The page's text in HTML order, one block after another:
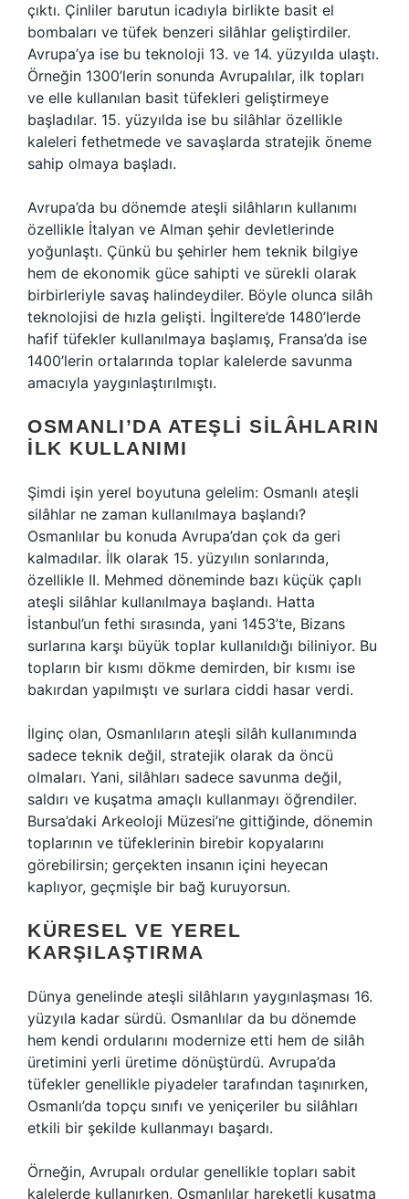
çıktı. Çinliler barutun icadıyla birlikte basit el
bombaları ve tüfek benzeri silâhlar geliştirdiler.
Avrupa’ya ise bu teknoloji 13. ve 14. yüzyılda ulaştı.
Örneğin 1300’lerin sonunda Avrupalılar, ilk topları
ve elle kullanılan basit tüfekleri geliştirmeye
başladılar. 15. yüzyılda ise bu silâhlar özellikle
kaleleri fethetmede ve savaşlarda stratejik öneme
sahip olmaya başladı.
Avrupa’da bu dönemde ateşli silâhların kullanımı
özellikle İtalyan ve Alman şehir devletlerinde
yoğunlaştı. Çünkü bu şehirler hem teknik bilgiye
hem de ekonomik güce sahipti ve sürekli olarak
birbirleriyle savaş halindeydiler. Böyle olunca silâh
teknolojisi de hızla gelişti. İngiltere’de 1480’lerde
hafif tüfekler kullanılmaya başlamış, Fransa’da ise
1400’lerin ortalarında toplar kalelerde savunma
amacıyla yaygınlaştırılmıştı.
OSMANLI’DA ATEŞLI SILÂHLARIN
İLK KULLANIMI
Şimdi işin yerel boyutuna gelelim: Osmanlı ateşli
silâhlar ne zaman kullanılmaya başlandı?
Osmanlılar bu konuda Avrupa’dan çok da geri
kalmadılar. İlk olarak 15. yüzyılın sonlarında,
özellikle II. Mehmed döneminde bazı küçük çaplı
ateşli silâhlar kullanılmaya başlandı. Hatta
İstanbul’un fethi sırasında, yani 1453’te, Bizans
surlarına karşı büyük toplar kullanıldığı biliniyor. Bu
topların bir kısmı dökme demirden, bir kısmı ise
bakırdan yapılmıştı ve surlara ciddi hasar verdi.
İlginç olan, Osmanlıların ateşli silâh kullanımında
sadece teknik değil, stratejik olarak da öncü
olmaları. Yani, silâhları sadece savunma değil,
saldırı ve kuşatma amaçlı kullanmayı öğrendiler.
Bursa’daki Arkeoloji Müzesi’ne gittiğinde, dönemin
toplarının ve tüfeklerinin birebir kopyalarını
görebilirsin; gerçekten insanın içini heyecan
kaplıyor, geçmişle bir bağ kuruyorsun.
KÜRESEL VE YEREL
KARŞILAŞTIRMA
Dünya genelinde ateşli silâhların yaygınlaşması 16.
yüzyıla kadar sürdü. Osmanlılar da bu dönemde
hem kendi ordularını modernize etti hem de silâh
üretimini yerli üretime dönüştürdü. Avrupa’da
tüfekler genellikle piyadeler tarafından taşınırken,
Osmanlı’da topçu sınıfı ve yeniçeriler bu silâhları
etkili bir şekilde kullanmayı başardı.
Örneğin, Avrupalı ordular genellikle topları sabit
kalelerde kullanırken, Osmanlılar hareketli kuşatma